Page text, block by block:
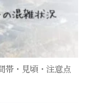
帯・見頃・注意点